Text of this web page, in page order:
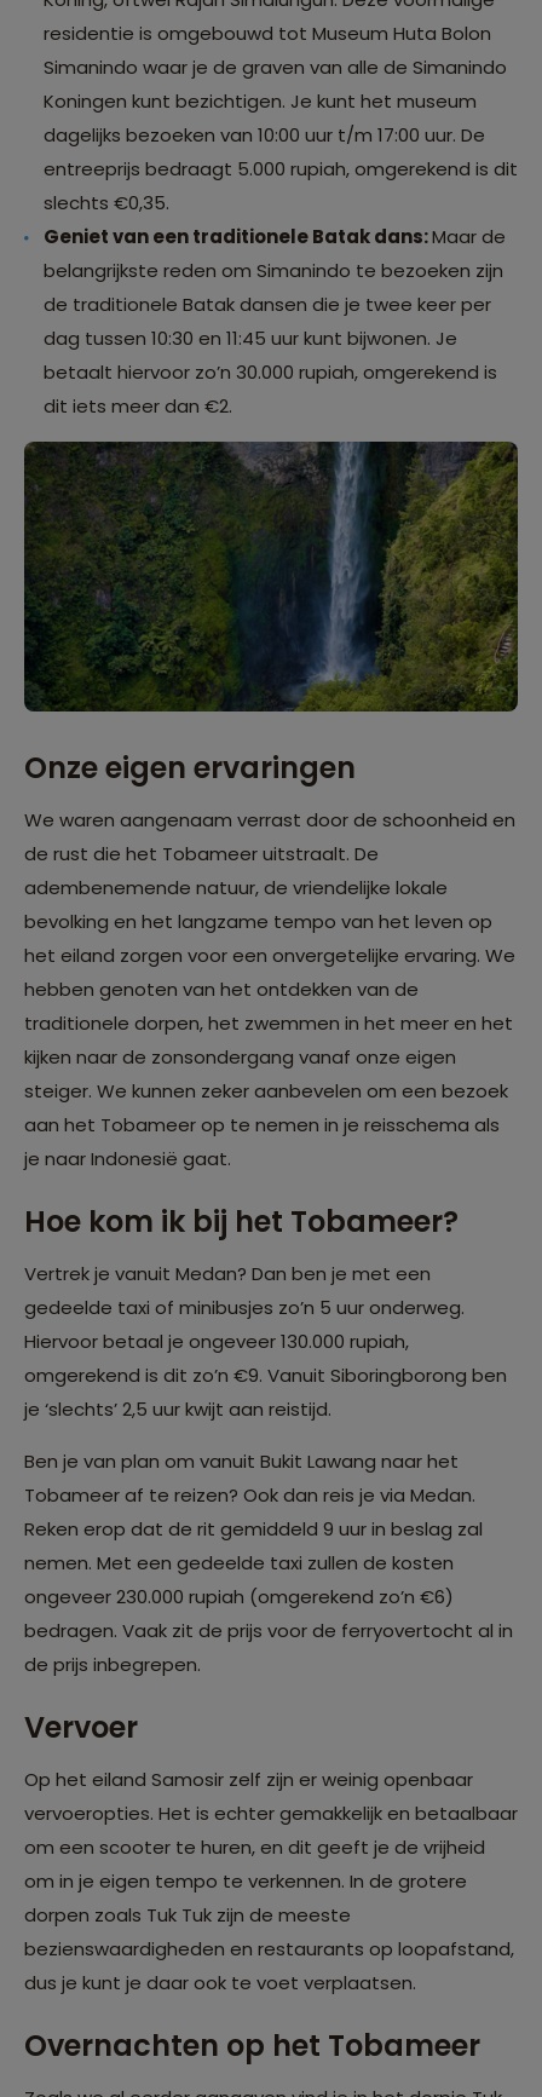
residentie is omgebouwd tot Museum Huta Bolon
Simanindo waar je de graven van alle de Simanindo
Koningen kunt bezichtigen. Je kunt het museum
dagelijks bezoeken van 10:00 uur t/m 17:00 uur. De
entreeprijs bedraagt 5.000 rupiah, omgerekend is dit
slechts €0,35.
Geniet van een traditionele Batak dans:Maar de
belangrijkste reden om Simanindo te bezoeken zijn
de traditionele Batak dansen die je twee keer per
dag tussen 10:30 en 11:45 uur kunt bijwonen. Je
betaalt hiervoor zo’n 30.000 rupiah, omgerekend is
dit iets meer dan €2.
Onze eigen ervaringen
We waren aangenaam verrast door de schoonheid en
de rust die het Tobameer uitstraalt. De
adembenemende natuur, de vriendelijke lokale
bevolking en het langzame tempo van het leven op
het eiland zorgen voor een onvergetelijke ervaring. We
hebben genoten van het ontdekken van de
traditionele dorpen, het zwemmen in het meer en het
kijken naar de zonsondergang vanaf onze eigen
steiger. We kunnen zeker aanbevelen om een bezoek
aan het Tobameer op te nemen in je reisschema als
je naar Indonesië gaat.
Hoe kom ik bij het Tobameer?
Vertrek je vanuit Medan? Dan ben je met een
gedeelde taxi of minibusjes zo’n 5 uur onderweg.
Hiervoor betaal je ongeveer 130.000 rupiah,
omgerekend is dit zo’n €9. Vanuit Siboringborong ben
je ‘slechts’ 2,5 uur kwijt aan reistijd.
Ben je van plan om vanuit Bukit Lawang naar het
Tobameer af te reizen? Ook dan reis je via Medan.
Reken erop dat de rit gemiddeld 9 uur in beslag zal
nemen. Met een gedeelde taxi zullen de kosten
ongeveer 230.000 rupiah (omgerekend zo’n €6)
bedragen. Vaak zit de prijs voor de ferryovertocht al in
de prijs inbegrepen.
Vervoer
Op het eiland Samosir zelf zijn er weinig openbaar
vervoeropties. Het is echter gemakkelijk en betaalbaar
om een scooter te huren, en dit geeft je de vrijheid
om in je eigen tempo te verkennen. In de grotere
dorpen zoals Tuk Tuk zijn de meeste
bezienswaardigheden en restaurants op loopafstand,
dus je kunt je daar ook te voet verplaatsen.
Overnachten op het Tobameer